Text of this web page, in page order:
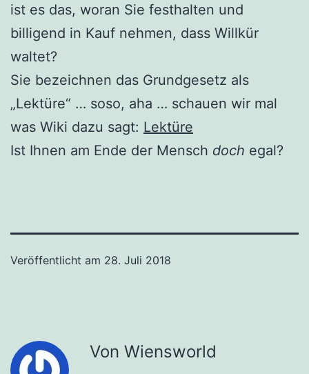
ist es das, woran Sie festhalten und
billigend in Kauf nehmen, dass Willkür
waltet?
Sie bezeichnen das Grundgesetz als
„Lektüre“ … soso, aha … schauen wir mal
was Wiki dazu sagt: Lektüre
Ist Ihnen am Ende der Mensch doch egal?
Veröffentlicht am 28. Juli 2018
Von Wiensworld